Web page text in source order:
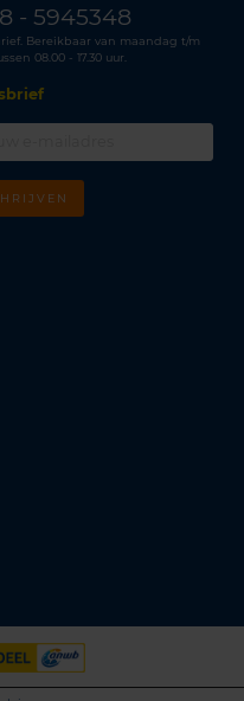
- 5945348
Bereikbaar van maandag t/m
08.00 - 17.30 uur.